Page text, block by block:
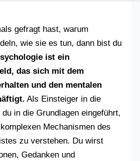
gefragt hast, warum
wie sie es tun, dann bist du
ist ein
das sich mit dem
und den mentalen
Als Einsteiger in die
in die Grundlagen eingeführt,
Mechanismen des
zu verstehen. Du wirst
Gedanken und